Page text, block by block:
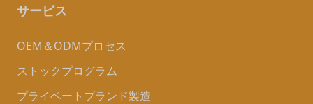
サービス
OEM＆ODMプロセス
ストックプログラム
プライベートブランド製造